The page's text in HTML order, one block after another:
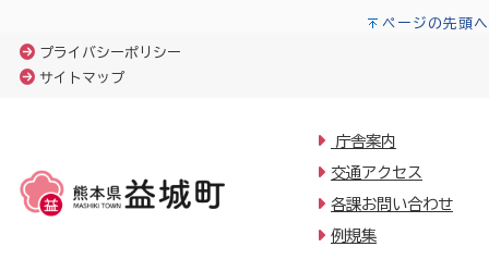
ページの先頭へ
プライバシーポリシー
サイトマップ
庁舎案内
交通アクセス
各課お問い合わせ
例規集